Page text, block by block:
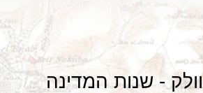
- שנות המדינה